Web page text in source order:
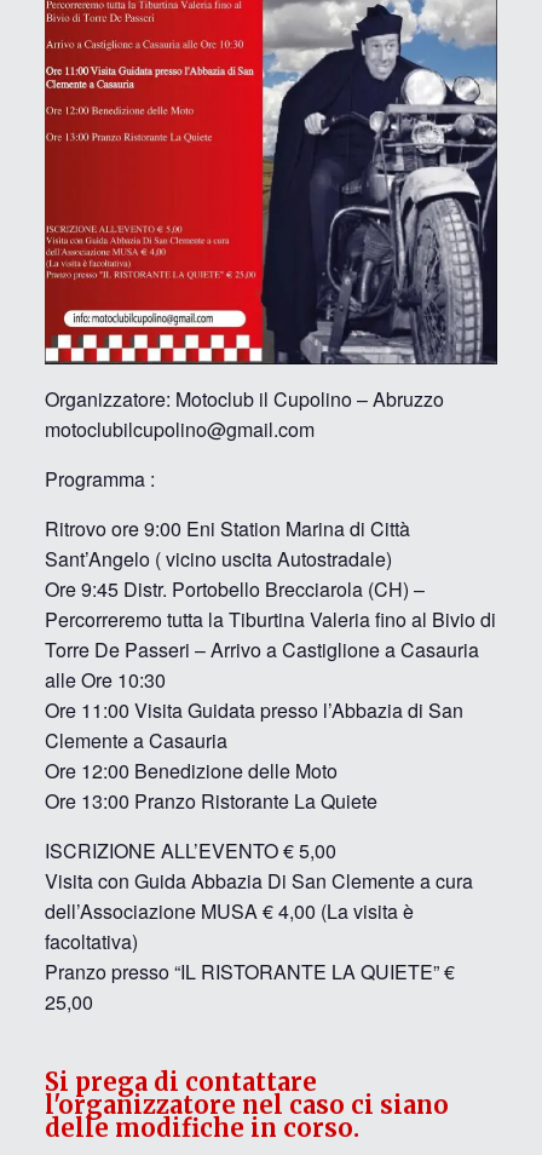
Organizzatore: Motoclub il Cupolino – Abruzzo
motoclubilcupolino@gmail.com
Programma :
Ritrovo ore 9:00 Eni Station Marina di Città
Sant’Angelo ( vicino uscita Autostradale)
Ore 9:45 Distr. Portobello Brecciarola (CH) –
Percorreremo tutta la Tiburtina Valeria fino al Bivio di
Torre De Passeri – Arrivo a Castiglione a Casauria
alle Ore 10:30
Ore 11:00 Visita Guidata presso l’Abbazia di San
Clemente a Casauria
Ore 12:00 Benedizione delle Moto
Ore 13:00 Pranzo Ristorante La Quiete
ISCRIZIONE ALL’EVENTO € 5,00
Visita con Guida Abbazia Di San Clemente a cura
dell’Associazione MUSA € 4,00 (La visita è
facoltativa)
Pranzo presso “IL RISTORANTE LA QUIETE” €
25,00
Si prega di contattare
l'organizzatore nel caso ci siano
delle modifiche in corso.